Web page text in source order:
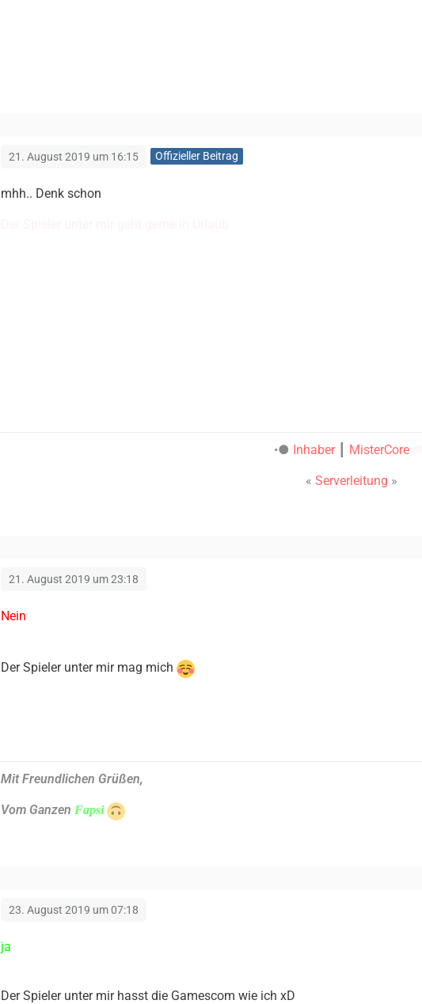
21. August 2019 um 16:15 Offizieller Beitrag
mhh.. Denk schon
•● Inhaber┃ MisterCore
« Serverleitung »
21. August 2019 um 23:18
Nein
Der Spieler unter mir mag mich
Mit Freundlichen Grüßen,
Vom Ganzen Fapsi
23. August 2019 um 07:18
ja
Der Spieler unter mir hasst die Gamescom wie ich xD